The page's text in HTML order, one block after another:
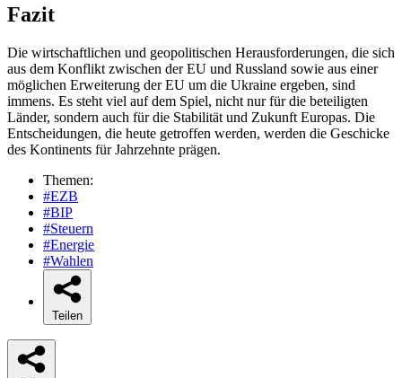
Fazit
Die wirtschaftlichen und geopolitischen Herausforderungen, die sich
aus dem Konflikt zwischen der EU und Russland sowie aus einer
möglichen Erweiterung der EU um die Ukraine ergeben, sind
immens. Es steht viel auf dem Spiel, nicht nur für die beteiligten
Länder, sondern auch für die Stabilität und Zukunft Europas. Die
Entscheidungen, die heute getroffen werden, werden die Geschicke
des Kontinents für Jahrzehnte prägen.
Themen:
#EZB
#BIP
#Steuern
#Energie
#Wahlen
Teilen